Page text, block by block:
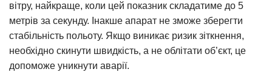
вітру, найкраще, коли цей показник складатиме до 5
метрів за секунду. Інакше апарат не зможе зберегти
стабільність польоту. Якщо виникає ризик зіткнення,
необхідно скинути швидкість, а не облітати об’єкт, це
допоможе уникнути аварії.